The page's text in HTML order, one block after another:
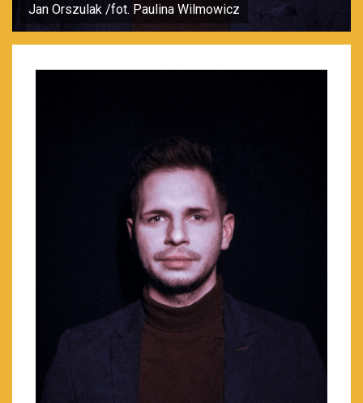
Jan Orszulak /fot. Paulina Wilmowicz